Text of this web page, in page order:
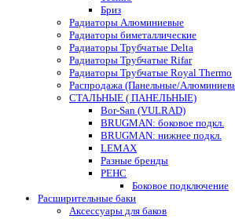
Бриз
Радиаторы Алюминиевые
Радиаторы биметаллические
Радиаторы Трубчатые Delta
Радиаторы Трубчатые Rifar
Радиаторы Трубчатые Royal Thermo
Распродажа (Панельные/
СТАЛЬНЫЕ ( ПАНЕЛЬНЫЕ)
Bor-San (VULRAD)
BRUGMAN: боковое подкл.
BRUGMAN: нижнее подкл.
LEMAX
Разные бренды
РЕНС
Боковое подключение
Расширительные баки
Аксессуары для баков